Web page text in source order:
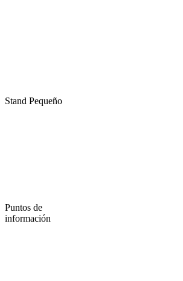
Stand Pequeño
Puntos de
información